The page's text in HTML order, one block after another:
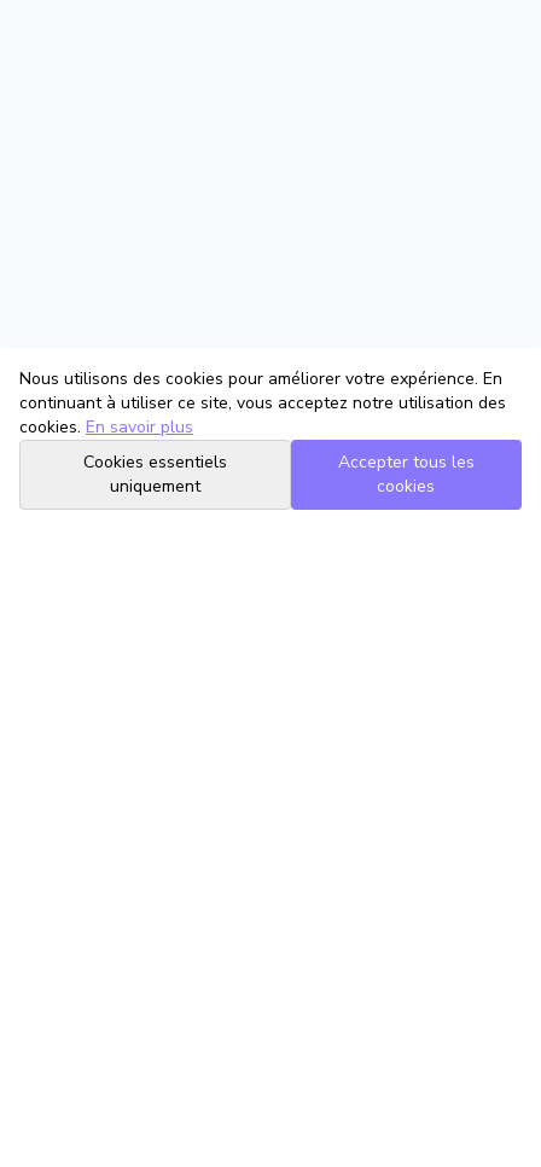
Nous utilisons des cookies pour améliorer votre expérience. En
continuant à utiliser ce site, vous acceptez notre utilisation des
cookies. En savoir plus
Cookies essentiels
uniquement
Accepter tous les
cookies